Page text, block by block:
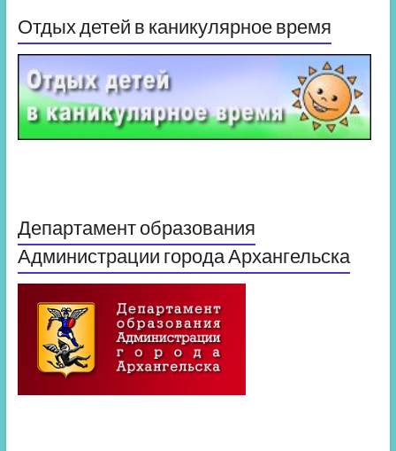
Отдых детей в каникулярное время
Департамент образования
Администрации города Архангельска